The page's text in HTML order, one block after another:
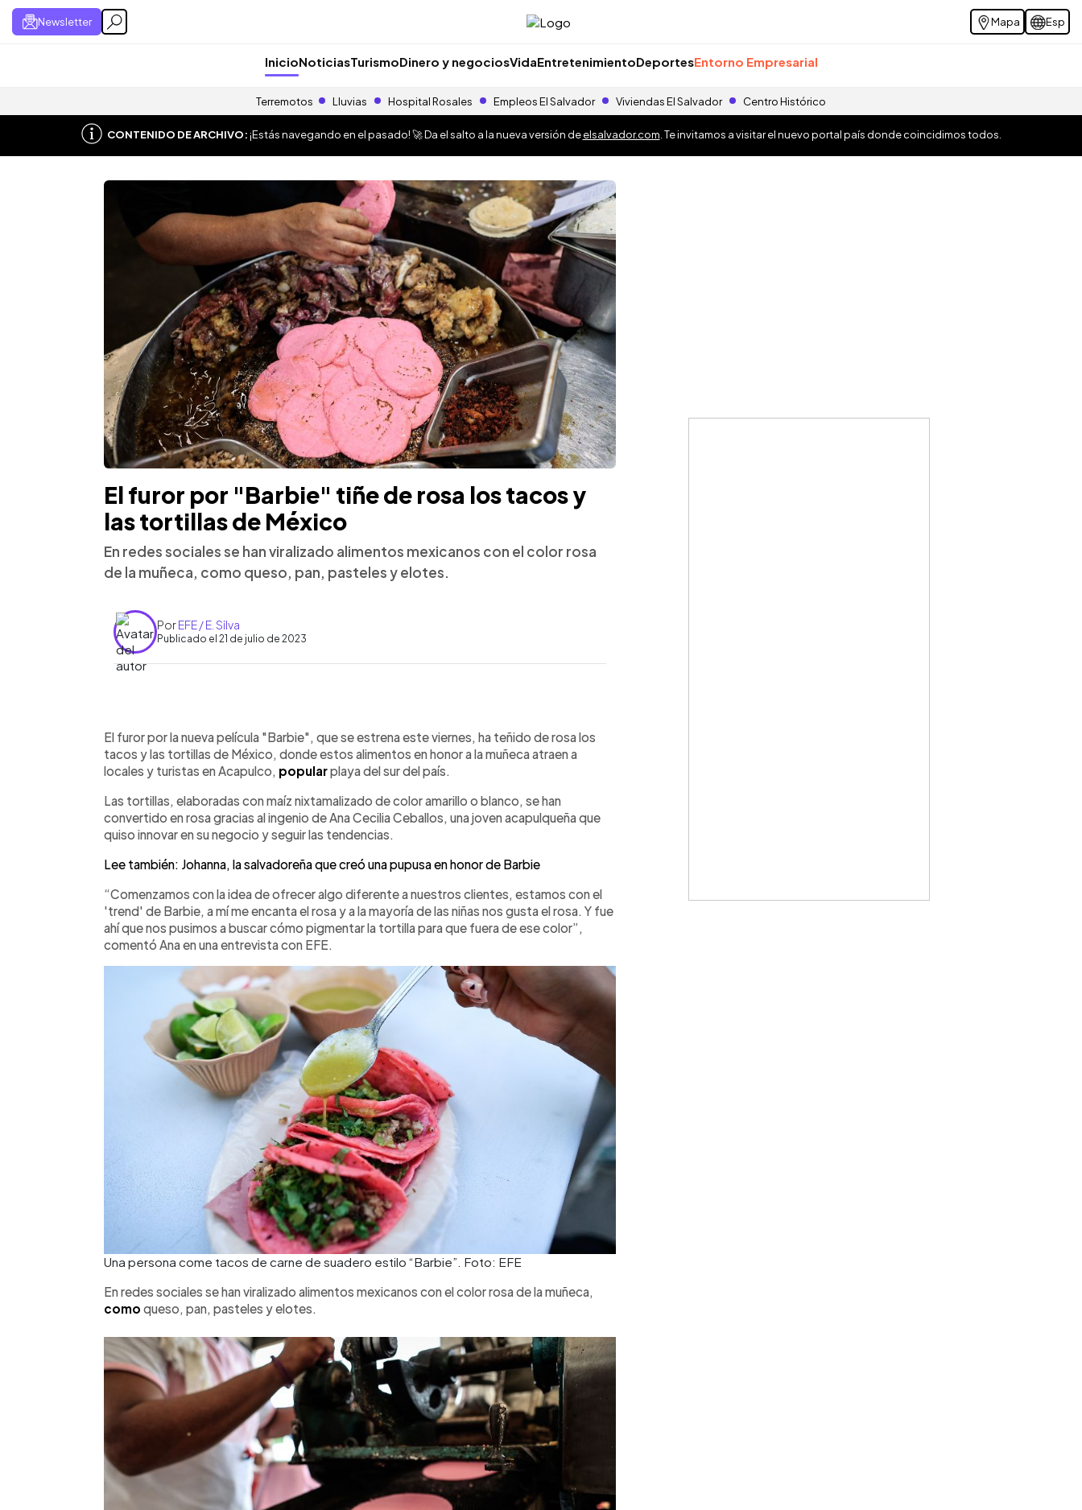
Newsletter Mapa Esp
InicioNoticiasTurismoDinero y negociosVidaEntretenimientoDeportesEntorno Empresarial
Terremotos Lluvias Hospital Rosales Empleos El Salvador Viviendas El Salvador Centro Histórico
CONTENIDO DE ARCHIVO:¡Estás navegando en el pasado! 🚀 Da el salto a la nueva versión deelsalvador.com . Te invitamos a visitar el nuevo portal país donde coincidimos todos.
El furor por "Barbie" tiñe de rosa los tacos y
las tortillas de México
En redes sociales se han viralizado alimentos mexicanos con el color rosa
de la muñeca, como queso, pan, pasteles y elotes.
PorEFE / E. Silva
Publicado el 21 de julio de 2023
Escuchar artículo
El furor por la nueva película "Barbie", que se estrena este viernes, ha teñido de rosa los
tacos y las tortillas de México, donde estos alimentos en honor a la muñeca atraen a
locales y turistas en Acapulco, popularplaya del sur del país.
Las tortillas, elaboradas con maíz nixtamalizado de color amarillo o blanco, se han
convertido en rosa gracias al ingenio de Ana Cecilia Ceballos, una joven acapulqueña que
quiso innovar en su negocio y seguir las tendencias.
Lee también: Johanna, la salvadoreña que creó una pupusa en honor de Barbie
“Comenzamos con la idea de ofrecer algo diferente a nuestros clientes, estamos con el
'trend' de Barbie, a mí me encanta el rosa y a la mayoría de las niñas nos gusta el rosa. Y fue
ahí que nos pusimos a buscar cómo pigmentar la tortilla para que fuera de ese color”,
comentó Ana en una entrevista con EFE.
Una persona come tacos de carne de suadero estilo “Barbie”. Foto: EFE
En redes sociales se han viralizado alimentos mexicanos con el color rosa de la muñeca,
como queso, pan, pasteles y elotes.